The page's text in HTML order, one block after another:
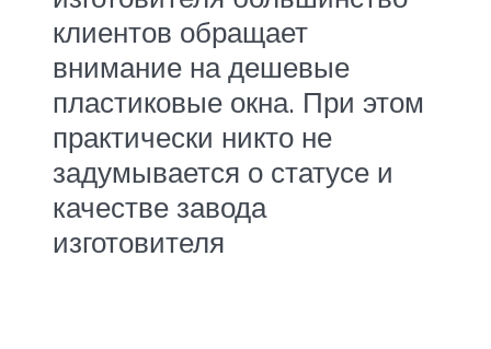
клиентов обращает
внимание на дешевые
пластиковые окна. При этом
практически никто не
задумывается о статусе и
качестве завода
изготовителя